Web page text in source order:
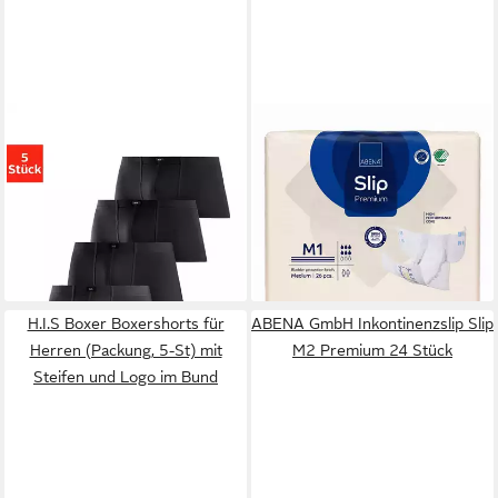
knapp sitzende Boxershorts
aus Baumwollstretch
ab 24,99 €
(5,00 €/ 1 Stk)
ABENA GMBHInkontinenzslip
Slip M1 Premium 26 Stück
28,29 €
(1,09 €/ 1 Stk)
H.I.S Boxer Boxershorts für
Herren (Packung, 5-St) mit
Steifen und Logo im Bund
ABENA GmbH Inkontinenzslip Slip
M2 Premium 24 Stück